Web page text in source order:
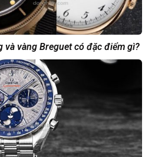
và vàng Breguet có đặc điểm gì?